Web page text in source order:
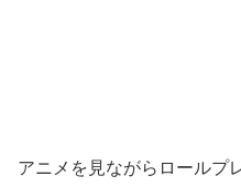
アニメを見ながらロールプ